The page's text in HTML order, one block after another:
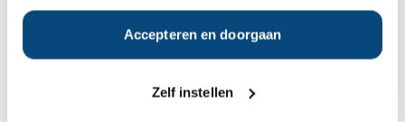
Accepteren en doorgaan
Zelf instellen
Anderen bekeken ook: